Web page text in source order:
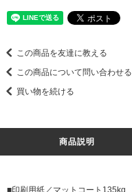
この商品を友達に教える
この商品について問い合わせる
買い物を続ける
商品説明